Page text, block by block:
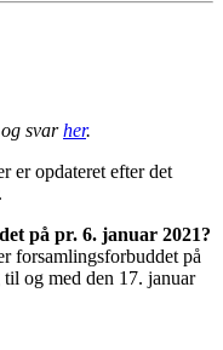
svarher.
er opdateret efter det
på pr. 6. januar 2021?
forsamlingsforbuddet på
og med den 17. januar